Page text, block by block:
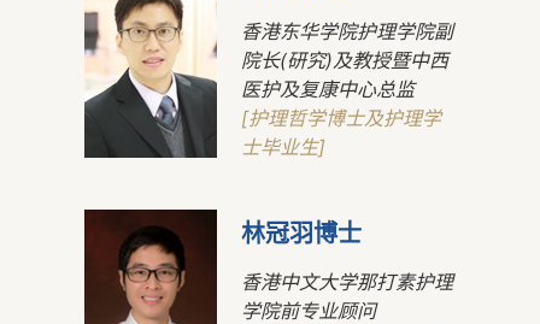
香港东华学院护理学院副
院长(研究)及教授暨中西
医护及复康中心总监
[护理哲学博士及护理学
士毕业生]
林冠羽博士
香港中文大学那打素护理
学院前专业顾问